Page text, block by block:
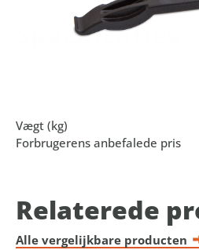
Specificaties
Vægt (kg)
Forbrugerens anbefalede pris
Relaterede
Alle vergelijkbare producten